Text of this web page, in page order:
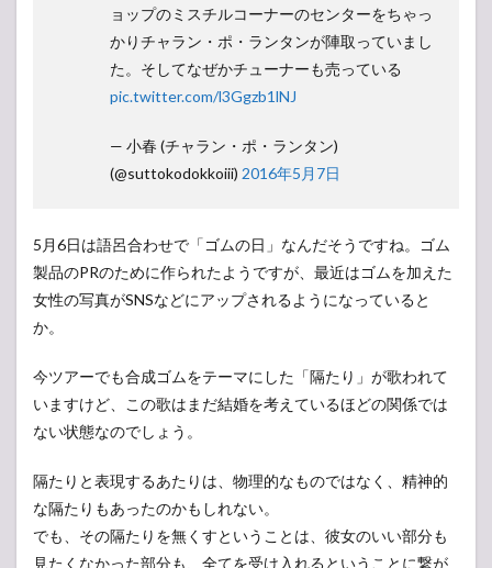
ョップのミスチルコーナーのセンターをちゃっ
かりチャラン・ポ・ランタンが陣取っていまし
た。そしてなぜかチューナーも売っている
pic.twitter.com/l3Ggzb1lNJ
— 小春 (チャラン・ポ・ランタン)
(@suttokodokkoiii) 2016年5月7日
5月6日は語呂合わせで「ゴムの日」なんだそうですね。ゴム
製品のPRのために作られたようですが、最近はゴムを加えた
女性の写真がSNSなどにアップされるようになっていると
か。
今ツアーでも合成ゴムをテーマにした「隔たり」が歌われて
いますけど、この歌はまだ結婚を考えているほどの関係では
ない状態なのでしょう。
隔たりと表現するあたりは、物理的なものではなく、精神的
な隔たりもあったのかもしれない。
でも、その隔たりを無くすということは、彼女のいい部分も
見たくなかった部分も、全てを受け入れるということに繋が